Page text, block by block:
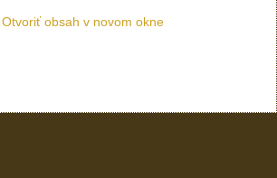
obsah v novom okne